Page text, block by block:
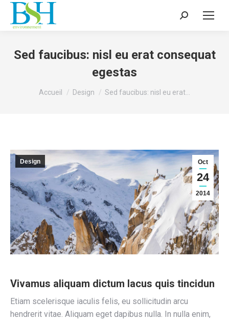
Recherche
Sed faucibus: nisl eu erat consequat
egestas
Vous êtes ici :
Accueil Design Sed faucibus: nisl eu erat…
Oct
24
2014
Design
Vivamus aliquam dictum lacus quis tincidun
Etiam scelerisque iaculis felis, eu sollicitudin arcu
hendrerit vitae. Aliquam eget dapibus nulla. In nulla enim,